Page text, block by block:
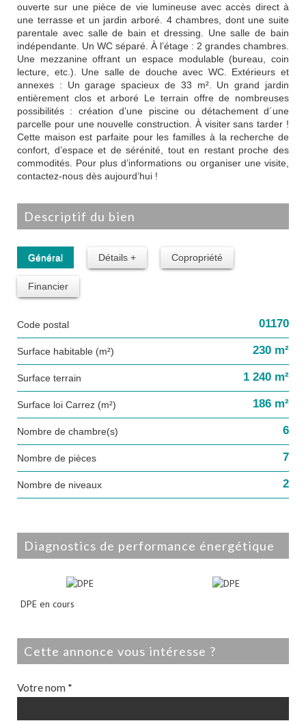
ouverte sur une pièce de vie lumineuse avec accès direct à
une terrasse et un jardin arboré. 4 chambres, dont une suite
parentale avec salle de bain et dressing. Une salle de bain
indépendante. Un WC séparé. À l’étage : 2 grandes chambres.
Une mezzanine offrant un espace modulable (bureau, coin
lecture, etc.). Une salle de douche avec WC. Extérieurs et
annexes : Un garage spacieux de 33 m². Un grand jardin
entièrement clos et arboré Le terrain offre de nombreuses
possibilités : création d’une piscine ou détachement d´une
parcelle pour une nouvelle construction. À visiter sans tarder !
Cette maison est parfaite pour les familles à la recherche de
confort, d’espace et de sérénité, tout en restant proche des
commodités. Pour plus d’informations ou organiser une visite,
contactez-nous dès aujourd’hui !
descriptif du bien
Général Détails + Copropriété
Financier
Code postal 01170
Surface habitable (m²) 230 m²
surface terrain 1 240 m²
Surface loi Carrez (m²) 186 m²
Nombre de chambre(s) 6
Nombre de pièces 7
Nombre de niveaux 2
diagnostics de performance énergétique
DPE en cours
cette annonce vous intéresse ?
Votre nom *